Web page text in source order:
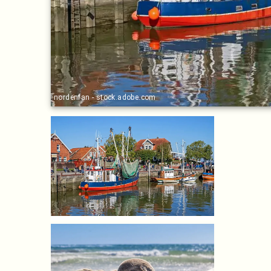
nordenfan - stock.adobe.com